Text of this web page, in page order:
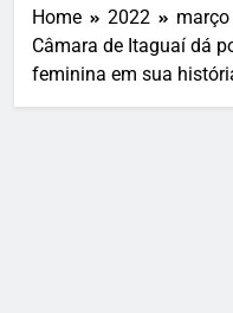
Home 2022 março
Câmara de Itaguaí dá
feminina em sua